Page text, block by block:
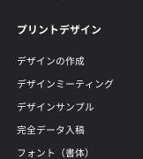
プリントデザイン
デザインの作成
デザインミーティング
デザインサンプル
完全データ入稿
フォント（書体）